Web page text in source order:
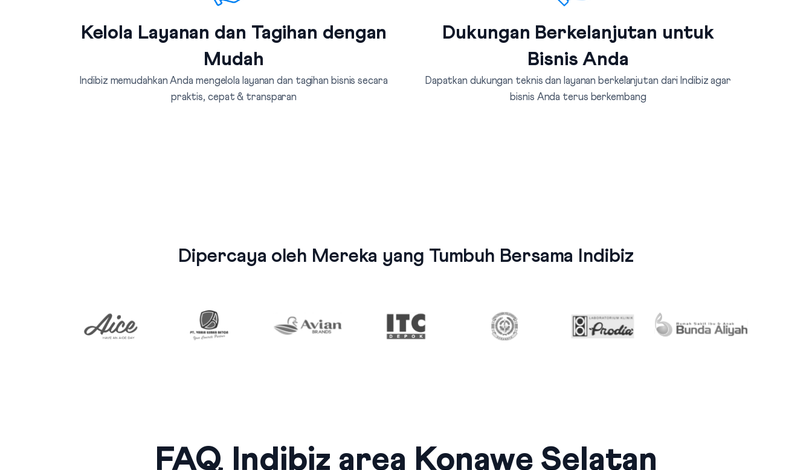
Kelola Layanan dan Tagihan dengan
Mudah
Indibiz memudahkan Anda mengelola layanan dan tagihan bisnis secara
praktis, cepat & transparan
Dukungan Berkelanjutan untuk
Bisnis Anda
Dapatkan dukungan teknis dan layanan berkelanjutan dari Indibiz agar
bisnis Anda terus berkembang
Dipercaya oleh Mereka yang Tumbuh Bersama Indibiz
FAQ Indibiz area Konawe Selatan